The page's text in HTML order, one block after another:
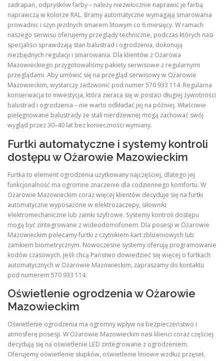
zadrapań, odprysków farby – należy niezwłocznie naprawić je farbą
naprawczą w kolorze RAL. Bramy automatyczne wymagają smarowania
prowadnic i szyn jezdnych smarem litowym co 6 miesięcy. W ramach
naszego serwisu oferujemy przeglądy techniczne, podczas których nasi
specjaliści sprawdzają stan balustrad i ogrodzenia, dokonują
niezbędnych regulacji i smarowania. Dla klientów z Ożarowa
Mazowieckiego przygotowaliśmy pakiety serwisowe z regularnymi
przeglądami. Aby umówić się na przegląd serwisowy w Ożarowie
Mazowieckim, wystarczy zadzwonić pod numer 570 933 114. Regularna
konserwacja to inwestycja, która zwraca się w postaci długiej żywotności
balustrad i ogrodzenia – nie warto odkładać jej na później. Właściwie
pielęgnowane balustrady ze stali nierdzewnej mogą zachować swój
wygląd przez 30–40 lat bez konieczności wymiany.
Furtki automatyczne i systemy kontroli
dostępu w Ożarowie Mazowieckim
Furtka to element ogrodzenia użytkowany najczęściej, dlatego jej
funkcjonalność ma ogromne znaczenie dla codziennego komfortu. W
Ożarowie Mazowieckim coraz więcej klientów decyduje się na furtki
automatyczne wyposażone w elektrozaczepy, siłowniki
elektromechaniczne lub zamki szyfrowe. Systemy kontroli dostępu
mogą być zintegrowane z wideodomofonem. Dla posesji w Ożarowie
Mazowieckim polecamy furtki z czytnikiem kart zbliżeniowych lub
zamkiem biometrycznym. Nowoczesne systemy oferują programowanie
kodów czasowych. Jeśli chcą Państwo dowiedzieć się więcej o furtkach
automatycznych w Ożarowie Mazowieckim, zapraszamy do kontaktu
pod numerem 570 933 114.
Oświetlenie ogrodzenia w Ożarowie
Mazowieckim
Oświetlenie ogrodzenia ma ogromny wpływ na bezpieczeństwo i
atmosferę posesji. W Ożarowie Mazowieckim nasi klienci coraz częściej
decydują się na oświetlenie LED zintegrowane z ogrodzeniem.
Oferujemy oświetlenie słupków, oświetlenie liniowe wzdłuż przęseł,